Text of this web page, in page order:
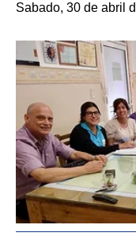
Sabado, 30 de abril